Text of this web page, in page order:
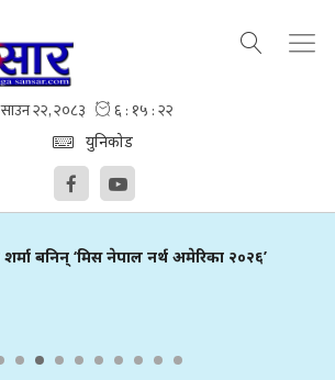
युनिकोड
शर्मा बनिन् ‘मिस नेपाल नर्थ अमेरिका २०२६’